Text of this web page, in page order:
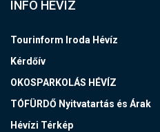
INFO HÉVÍZ
Tourinform Iroda Hévíz
Kérdőív
OKOSPARKOLÁS HÉVÍZ
TÓFÜRDŐ Nyitvatartás és Árak
Hévízi Térkép